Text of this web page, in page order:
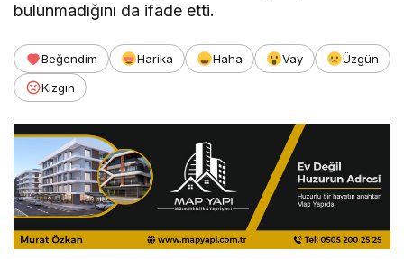
bulunmadığını da ifade etti.
Beğendim Harika Haha Vay
Üzgün
Kızgın